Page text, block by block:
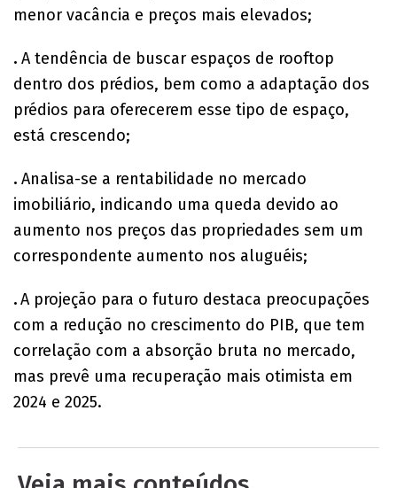
menor vacância e preços mais elevados;
. A tendência de buscar espaços de rooftop
dentro dos prédios, bem como a adaptação dos
prédios para oferecerem esse tipo de espaço,
está crescendo;
. Analisa-se a rentabilidade no mercado
imobiliário, indicando uma queda devido ao
aumento nos preços das propriedades sem um
correspondente aumento nos aluguéis;
.A projeção para o futuro destaca preocupações
com a redução no crescimento do PIB, que tem
correlação com a absorção bruta no mercado,
mas prevê uma recuperação mais otimista em
2024 e 2025.